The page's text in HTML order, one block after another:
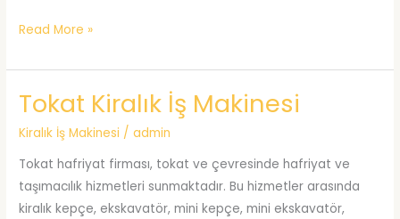
İnşaat
Ekskavatör
Kiralama:
ve
Dezavantajlar
Read More »
Tokat Kiralık İş Makinesi
Kiralık İş Makinesi /admin
Tokat hafriyat firması, tokat ve çevresinde hafriyat ve
taşımacılık hizmetleri sunmaktadır. Bu hizmetler arasında
kiralık kepçe, ekskavatör, mini kepçe, mini ekskavatör,